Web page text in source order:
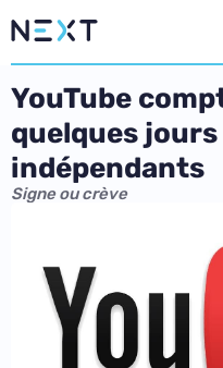
YouTube
quelques
indépendants
Signe ou crève